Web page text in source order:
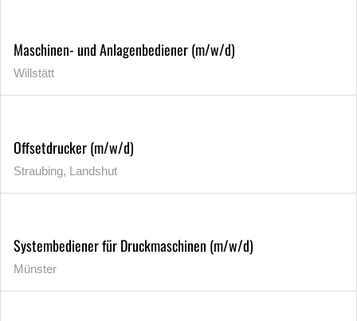
Maschinen- und Anlagenbediener (m/w/d)
Willstätt
Offsetdrucker (m/w/d)
Straubing, Landshut
Systembediener für Druckmaschinen (m/w/d)
Münster